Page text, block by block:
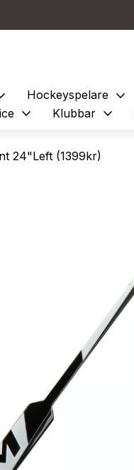
Hockeyspelare expand_more
expand_more Klubbar expand_more
24"Left (1399kr)